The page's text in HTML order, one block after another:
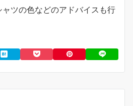
ツの色などのアドバイスも行